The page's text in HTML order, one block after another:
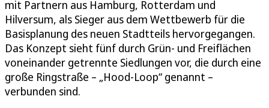
mit Partnern aus Hamburg, Rotterdam und
Hilversum, als Sieger aus dem Wettbewerb für die
Basisplanung des neuen Stadtteils hervorgegangen.
Das Konzept sieht fünf durch Grün- und Freiflächen
voneinander getrennte Siedlungen vor, die durch eine
große Ringstraße – „Hood-Loop“ genannt –
verbunden sind.